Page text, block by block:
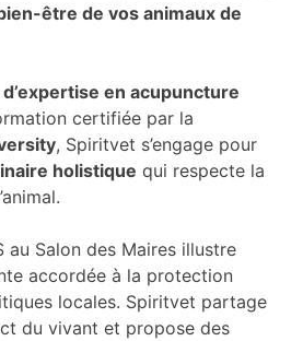
être de vos animaux de
en acupuncture
certifiée par la
, Spiritvet s’engage pour
holistique qui respecte la
au Salon des Maires illustre
accordée à la protection
locales. Spiritvet partage
du vivant et propose des